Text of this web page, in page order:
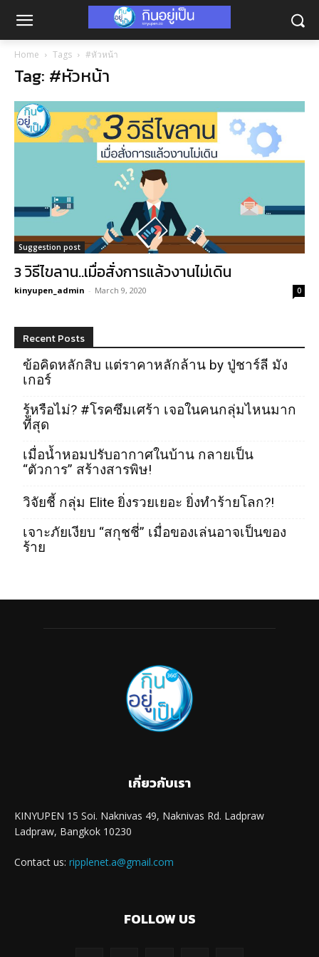
Home Tags #หัวหน้า
Tag: #หัวหน้า
Suggestion post
3 วิธีไขลาน..เมื่อสั่งการแล้วงานไม่เดิน
kinyupen_admin - March 9, 2020 0
Recent Posts
ข้อคิดหลักสิบ แต่ราคาหลักล้าน by ปู่ชาร์ลี มัง
เกอร์
รู้หรือไม่? #โรคซึมเศร้า เจอในคนกลุ่มไหนมาก
ที่สุด
เมื่อน้ำหอมปรับอากาศในบ้าน กลายเป็น
“ตัวการ” สร้างสารพิษ!
วิจัยชี้ กลุ่ม Elite ยิ่งรวยเยอะ ยิ่งทำร้ายโลก?!
เจาะภัยเงียบ “สกุชชี่” เมื่อของเล่นอาจเป็นของ
ร้าย
เกี่ยวกับเรา
KINYUPEN 15 Soi. Naknivas 49, Naknivas Rd. Ladpraw
Ladpraw, Bangkok 10230
Contact us: ripplenet.a@gmail.com
FOLLOW US